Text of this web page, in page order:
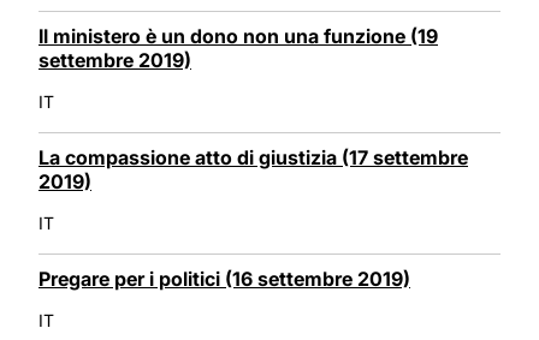
Il ministero è un dono non una funzione (19
settembre 2019)
IT
La compassione atto di giustizia (17 settembre
2019)
IT
Pregare per i politici (16 settembre 2019)
IT